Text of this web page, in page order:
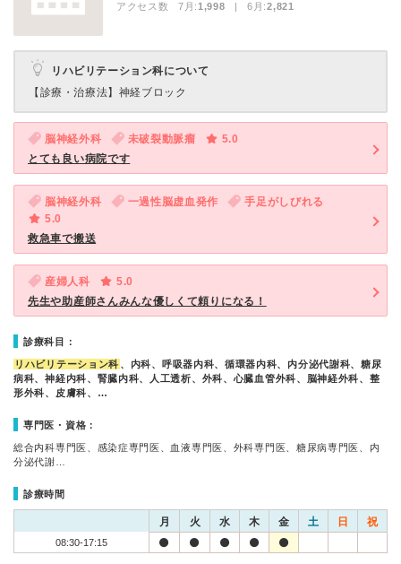
アクセス数 7月:1,998 | 6月:2,821
リハビリテーション科について
【診療・治療法】 神経ブロック
脳神経外科 未破裂動脈瘤
5.0
とても良い病院です
脳神経外科 一過性脳虚血発作
手足がしびれる
5.0
救急車で搬送
産婦人科
5.0
先生や助産師さんみんな優しくて頼りになる！
診療科目：
リハビリテーション科 、内科、呼吸器内科、循環器内科、内分泌代謝科、糖尿
病科、神経内科、腎臓内科、人工透析、外科、心臓血管外科、脳神経外科、整
形外科、皮膚科、…
専門医・資格：
総合内科専門医、感染症専門医、血液専門医、外科専門医、糖尿病専門医、内
分泌代謝…
診療時間
月 火 水 木 金 土 日 祝
08:30-17:15